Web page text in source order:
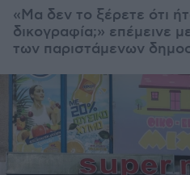
«Μα δεν το ξέρετε ότι
δικογραφία;» επέμεινε
των παριστάμενων